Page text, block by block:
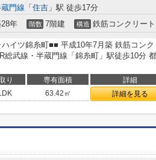
門線 「 住吉 」駅 徒歩17分
年 階数 7階建 構造 鉄筋コンクリート
イツ錦糸町■■ 平成10年7月築 鉄筋コン
総武線・半蔵門線「錦糸町」駅徒歩10分
り 専有面積 詳細
63.42㎡ 詳細を見る